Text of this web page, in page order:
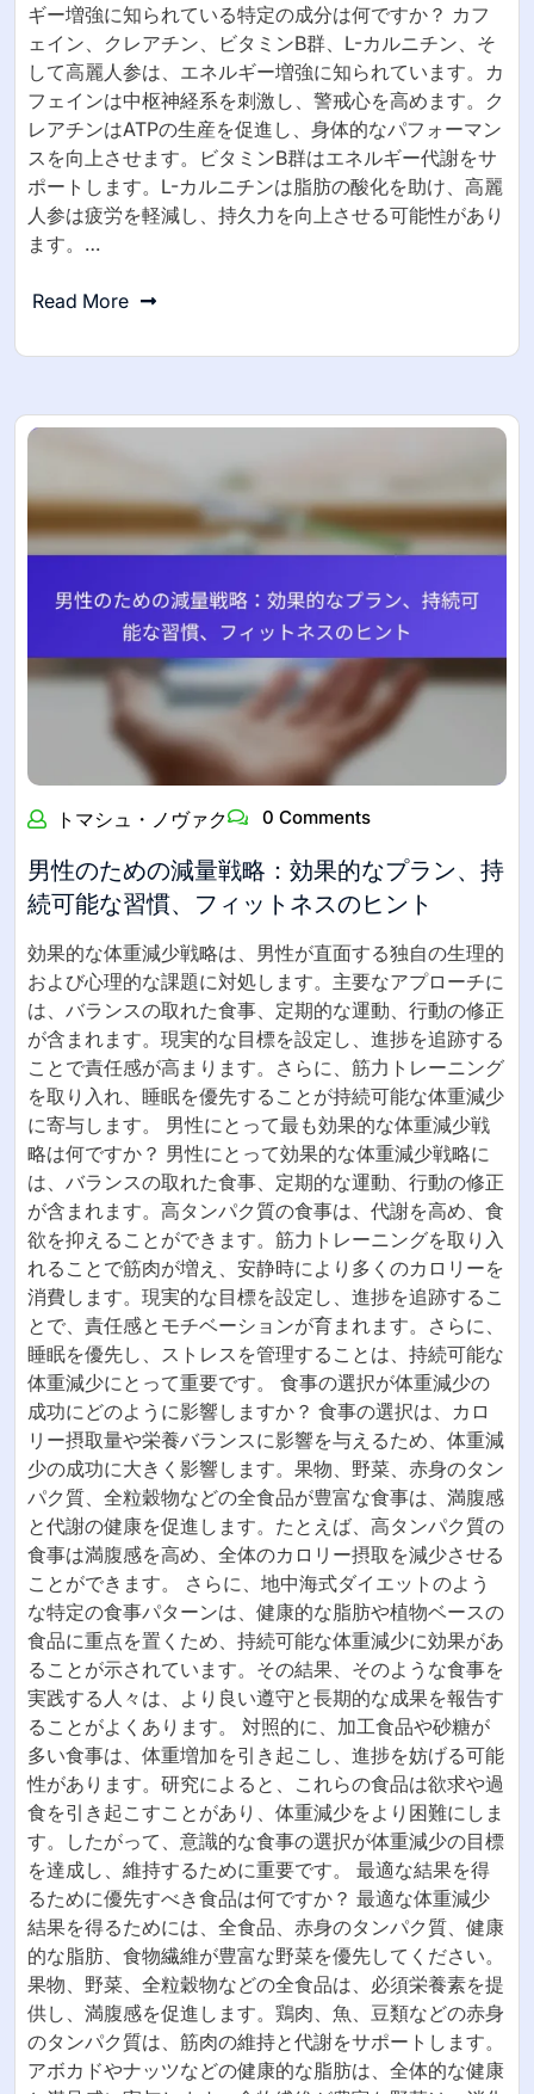
ギー増強に知られている特定の成分は何ですか？ カフ
ェイン、クレアチン、ビタミンB群、L-カルニチン、そ
して高麗人参は、エネルギー増強に知られています。カ
フェインは中枢神経系を刺激し、警戒心を高めます。ク
レアチンはATPの生産を促進し、身体的なパフォーマン
スを向上させます。ビタミンB群はエネルギー代謝をサ
ポートします。L-カルニチンは脂肪の酸化を助け、高麗
人参は疲労を軽減し、持久力を向上させる可能性があり
ます。…
Read More
トマシュ・ノヴァク 0 Comments
男性のための減量戦略：効果的なプラン、持
続可能な習慣、フィットネスのヒント
効果的な体重減少戦略は、男性が直面する独自の生理的
および心理的な課題に対処します。主要なアプローチに
は、バランスの取れた食事、定期的な運動、行動の修正
が含まれます。現実的な目標を設定し、進捗を追跡する
ことで責任感が高まります。さらに、筋力トレーニング
を取り入れ、睡眠を優先することが持続可能な体重減少
に寄与します。 男性にとって最も効果的な体重減少戦
略は何ですか？ 男性にとって効果的な体重減少戦略に
は、バランスの取れた食事、定期的な運動、行動の修正
が含まれます。高タンパク質の食事は、代謝を高め、食
欲を抑えることができます。筋力トレーニングを取り入
れることで筋肉が増え、安静時により多くのカロリーを
消費します。現実的な目標を設定し、進捗を追跡するこ
とで、責任感とモチベーションが育まれます。さらに、
睡眠を優先し、ストレスを管理することは、持続可能な
体重減少にとって重要です。 食事の選択が体重減少の
成功にどのように影響しますか？ 食事の選択は、カロ
リー摂取量や栄養バランスに影響を与えるため、体重減
少の成功に大きく影響します。果物、野菜、赤身のタン
パク質、全粒穀物などの全食品が豊富な食事は、満腹感
と代謝の健康を促進します。たとえば、高タンパク質の
食事は満腹感を高め、全体のカロリー摂取を減少させる
ことができます。 さらに、地中海式ダイエットのよう
な特定の食事パターンは、健康的な脂肪や植物ベースの
食品に重点を置くため、持続可能な体重減少に効果があ
ることが示されています。その結果、そのような食事を
実践する人々は、より良い遵守と長期的な成果を報告す
ることがよくあります。 対照的に、加工食品や砂糖が
多い食事は、体重増加を引き起こし、進捗を妨げる可能
性があります。研究によると、これらの食品は欲求や過
食を引き起こすことがあり、体重減少をより困難にしま
す。したがって、意識的な食事の選択が体重減少の目標
を達成し、維持するために重要です。 最適な結果を得
るために優先すべき食品は何ですか？ 最適な体重減少
結果を得るためには、全食品、赤身のタンパク質、健康
的な脂肪、食物繊維が豊富な野菜を優先してください。
果物、野菜、全粒穀物などの全食品は、必須栄養素を提
供し、満腹感を促進します。鶏肉、魚、豆類などの赤身
のタンパク質は、筋肉の維持と代謝をサポートします。
アボカドやナッツなどの健康的な脂肪は、全体的な健康